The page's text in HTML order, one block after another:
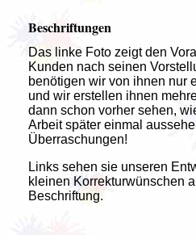
Beschriftungen
Das linke Foto zeigt den
Kunden nach seinen
benötigen wir von ihnen nur
und wir erstellen ihnen
dann schon vorher sehen,
Arbeit später einmal
Überraschungen!
Links sehen sie unseren
kleinen Korrekturwünschen
Beschriftung.